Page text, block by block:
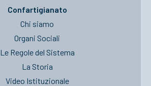
Confartigianato
Chi siamo
Organi Sociali
Le Regole del Sistema
La Storia
Video Istituzionale